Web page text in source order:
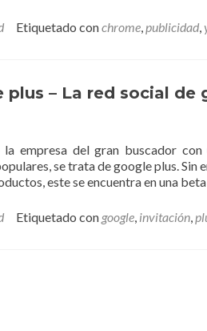
Etiquetado conchrome,publicidad,
plus – La red social de
empresa del gran buscador
se trata de google plus.
este se encuentra en una
Etiquetado con google, invitación,